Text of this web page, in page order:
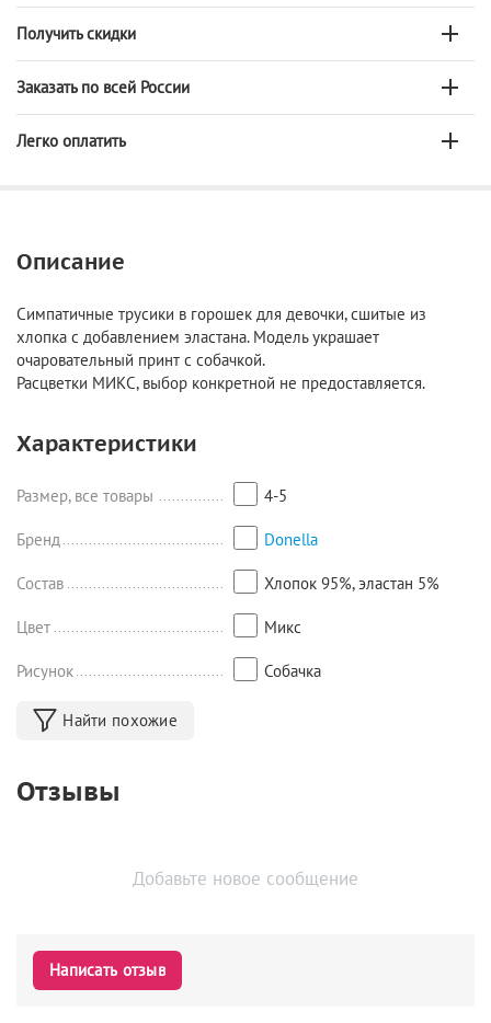
Получить скидки
Заказать по всей России
Легко оплатить
Описание
Симпатичные трусики в горошек для девочки, сшитые из
хлопка с добавлением эластана. Модель украшает
очаровательный принт с собачкой.
Расцветки МИКС, выбор конкретной не предоставляется.
Характеристики
Размер, все товары 4-5
Бренд Donella
Состав Хлопок 95%, эластан 5%
Цвет Микс
Рисунок Собачка
Найти похожие
Отзывы
Добавьте новое сообщение
Написать отзыв